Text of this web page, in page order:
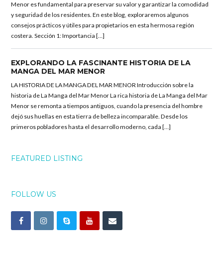
Menor es fundamental para preservar su valor y garantizar la comodidad
y seguridad de los residentes. En este blog, exploraremos algunos
consejos prácticos y útiles para propietarios en esta hermosa región
costera. Sección 1: Importancia […]
EXPLORANDO LA FASCINANTE HISTORIA DE LA
MANGA DEL MAR MENOR
LA HISTORIA DE LA MANGA DEL MAR MENOR Introducción sobre la
historia de La Manga del Mar Menor La rica historia de La Manga del Mar
Menor se remonta a tiempos antiguos, cuando la presencia del hombre
dejó sus huellas en esta tierra de belleza incomparable. Desde los
primeros pobladores hasta el desarrollo moderno, cada […]
FEATURED LISTING
FOLLOW US